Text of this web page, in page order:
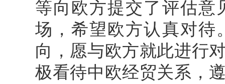
等向欧方提交了评估意
场，希望欧方认真对待
向，愿与欧方就此进行
极看待中欧经贸关系，